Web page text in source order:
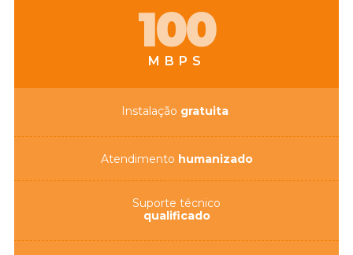
100
MBPS
Instalação gratuita
Atendimento humanizado
Suporte técnico
qualificado